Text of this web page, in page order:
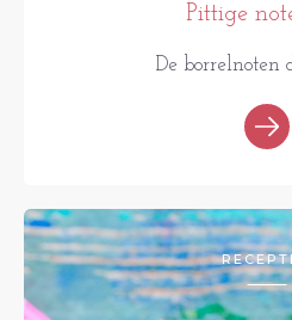
Pittige
De borrelnoten